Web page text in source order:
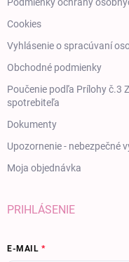
Podmienky ochrany
Cookies
Vyhlásenie o spracúvaní
Obchodné podmienky
Poučenie podľa Prílohy č.3
spotrebiteľa
Dokumenty
Upozornenie - nebezpečné
Moja objednávka
PRIHLÁSENIE
E-MAIL